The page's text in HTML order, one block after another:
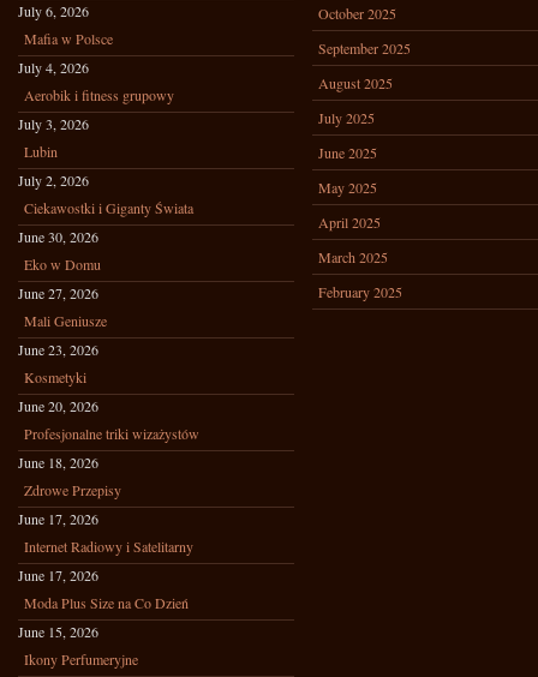
July 6, 2026
Mafia w Polsce
July 4, 2026
Aerobik i fitness grupowy
July 3, 2026
Lubin
July 2, 2026
Ciekawostki i Giganty Świata
June 30, 2026
Eko w Domu
June 27, 2026
Mali Geniusze
June 23, 2026
Kosmetyki
June 20, 2026
Profesjonalne triki wizażystów
June 18, 2026
Zdrowe Przepisy
June 17, 2026
Internet Radiowy i Satelitarny
June 17, 2026
Moda Plus Size na Co Dzień
June 15, 2026
Ikony Perfumeryjne
October 2025
September 2025
August 2025
July 2025
June 2025
May 2025
April 2025
March 2025
February 2025